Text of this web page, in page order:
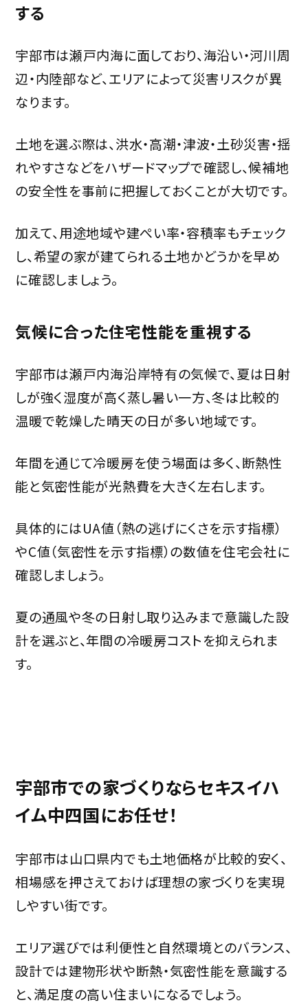
する
宇部市は瀬戸内海に面しており、海沿い・河川周
辺・内陸部など、エリアによって災害リスクが異
なります。
土地を選ぶ際は、洪水・高潮・津波・土砂災害・揺
れやすさなどをハザードマップで確認し、候補地
の安全性を事前に把握しておくことが大切です。
加えて、用途地域や建ぺい率・容積率もチェック
し、希望の家が建てられる土地かどうかを早め
に確認しましょう。
気候に合った住宅性能を重視する
宇部市は瀬戸内海沿岸特有の気候で、夏は日射
しが強く湿度が高く蒸し暑い一方、冬は比較的
温暖で乾燥した晴天の日が多い地域です。
年間を通じて冷暖房を使う場面は多く、断熱性
能と気密性能が光熱費を大きく左右します。
具体的にはUA値（熱の逃げにくさを示す指標）
やC値（気密性を示す指標）の数値を住宅会社に
確認しましょう。
夏の通風や冬の日射し取り込みまで意識した設
計を選ぶと、年間の冷暖房コストを抑えられま
す。
宇部市での家づくりならセキスイハ
イム中四国にお任せ！
宇部市は山口県内でも土地価格が比較的安く、
相場感を押さえておけば理想の家づくりを実現
しやすい街です。
エリア選びでは利便性と自然環境とのバランス、
設計では建物形状や断熱・気密性能を意識する
と、満足度の高い住まいになるでしょう。